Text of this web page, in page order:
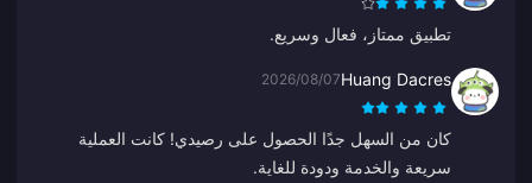
تطبيق ممتاز، فعال وسريع.
Huang Dacres
2026/08/07
كان من السهل جدًا الحصول على رصيدي! كانت العملية
سريعة والخدمة ودودة للغاية.